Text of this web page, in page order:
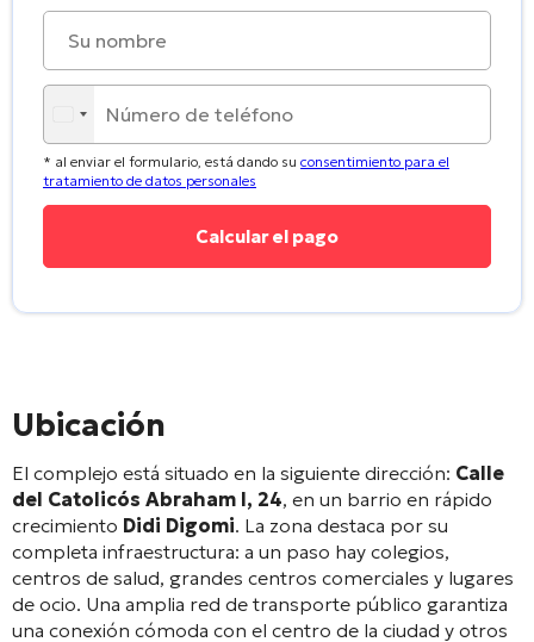
* al enviar el formulario, está dando su consentimiento para el
tratamiento de datos personales
Ubicación
El complejo está situado en la siguiente dirección: Calle
del Catolicós Abraham I, 24, en un barrio en rápido
crecimiento Didi Digomi. La zona destaca por su
completa infraestructura: a un paso hay colegios,
centros de salud, grandes centros comerciales y lugares
de ocio. Una amplia red de transporte público garantiza
una conexión cómoda con el centro de la ciudad y otros